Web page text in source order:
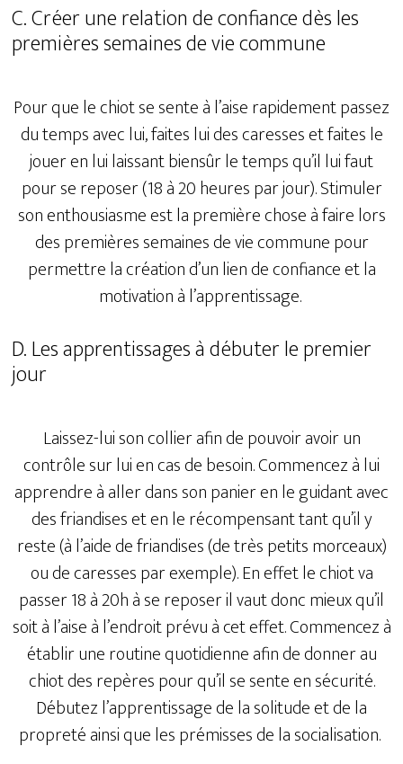
C. Créer une relation de confiance dès les
premières semaines de vie commune
Pour que le chiot se sente à l’aise rapidement passez
du temps avec lui, faites lui des caresses et faites le
jouer en lui laissant biensûr le temps qu’il lui faut
pour se reposer (18 à 20 heures par jour). Stimuler
son enthousiasme est la première chose à faire lors
des premières semaines de vie commune pour
permettre la création d’un lien de confiance et la
motivation à l’apprentissage.
D. Les apprentissages à débuter le premier
jour
Laissez-lui son collier afin de pouvoir avoir un
contrôle sur lui en cas de besoin. Commencez à lui
apprendre à aller dans son panier en le guidant avec
des friandises et en le récompensant tant qu’il y
reste (à l’aide de friandises (de très petits morceaux)
ou de caresses par exemple). En effet le chiot va
passer 18 à 20h à se reposer il vaut donc mieux qu’il
soit à l’aise à l’endroit prévu à cet effet. Commencez à
établir une routine quotidienne afin de donner au
chiot des repères pour qu’il se sente en sécurité.
Débutez l’apprentissage de la solitude et de la
propreté ainsi que les prémisses de la socialisation.